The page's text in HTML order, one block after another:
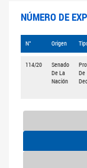
NÚMERO DE
N° Origen
114/20
Senado
De La
Nación
De